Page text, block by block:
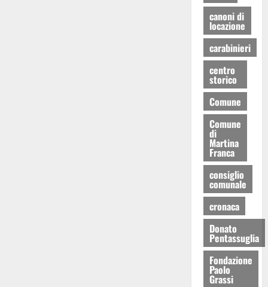
canoni di
locazione
carabinieri
centro
storico
Comune
Comune
di
Martina
Franca
consiglio
comunale
cronaca
Donato
Pentassuglia
Fondazione
Paolo
Grassi